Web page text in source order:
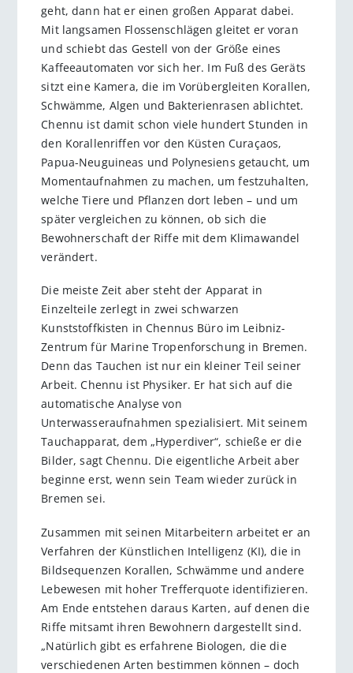
geht, dann hat er einen großen Apparat dabei.
Mit langsamen Flossenschlägen gleitet er voran
und schiebt das Gestell von der Größe eines
Kaffeeautomaten vor sich her. Im Fuß des Geräts
sitzt eine Kamera, die im Vorübergleiten Korallen,
Schwämme, Algen und Bakterienrasen ablichtet.
Chennu ist damit schon viele hundert Stunden in
den Korallenriffen vor den Küsten Curaçaos,
Papua-Neuguineas und Polynesiens getaucht, um
Momentaufnahmen zu machen, um festzuhalten,
welche Tiere und Pflanzen dort leben – und um
später vergleichen zu können, ob sich die
Bewohnerschaft der Riffe mit dem Klimawandel
verändert.
Die meiste Zeit aber steht der Apparat in
Einzelteile zerlegt in zwei schwarzen
Kunststoffkisten in Chennus Büro im Leibniz-
Zentrum für Marine Tropenforschung in Bremen.
Denn das Tauchen ist nur ein kleiner Teil seiner
Arbeit. Chennu ist Physiker. Er hat sich auf die
automatische Analyse von
Unterwasseraufnahmen spezialisiert. Mit seinem
Tauchapparat, dem „Hyperdiver“, schieße er die
Bilder, sagt Chennu. Die eigentliche Arbeit aber
beginne erst, wenn sein Team wieder zurück in
Bremen sei.
Zusammen mit seinen Mitarbeitern arbeitet er an
Verfahren der Künstlichen Intelligenz (KI), die in
Bildsequenzen Korallen, Schwämme und andere
Lebewesen mit hoher Trefferquote identifizieren.
Am Ende entstehen daraus Karten, auf denen die
Riffe mitsamt ihren Bewohnern dargestellt sind.
„Natürlich gibt es erfahrene Biologen, die die
verschiedenen Arten bestimmen können – doch